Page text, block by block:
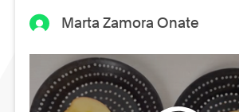
Marta Zamora Onate